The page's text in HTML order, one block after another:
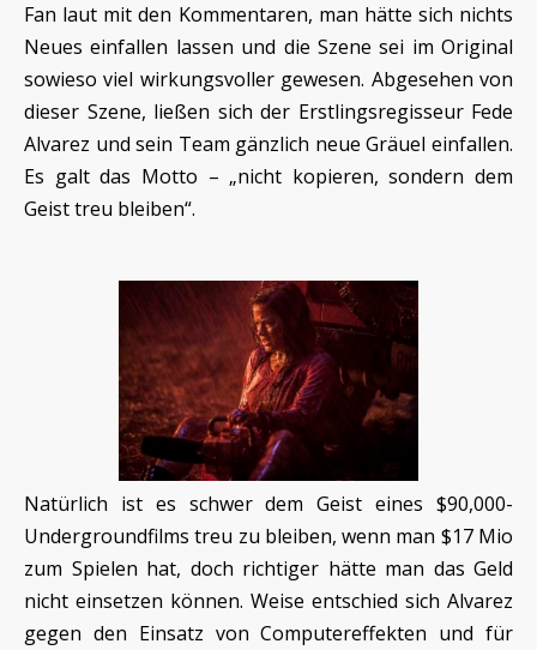
Fan laut mit den Kommentaren, man hätte sich nichts
Neues einfallen lassen und die Szene sei im Original
sowieso viel wirkungsvoller gewesen. Abgesehen von
dieser Szene, ließen sich der Erstlingsregisseur Fede
Alvarez und sein Team gänzlich neue Gräuel einfallen.
Es galt das Motto – „nicht kopieren, sondern dem
Geist treu bleiben“.
Natürlich ist es schwer dem Geist eines $90,000-
Undergroundfilms treu zu bleiben, wenn man $17 Mio
zum Spielen hat, doch richtiger hätte man das Geld
nicht einsetzen können. Weise entschied sich Alvarez
gegen den Einsatz von Computereffekten und für